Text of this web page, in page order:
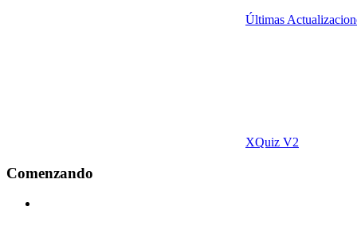
Últimas
XQuiz V2
Comenzando